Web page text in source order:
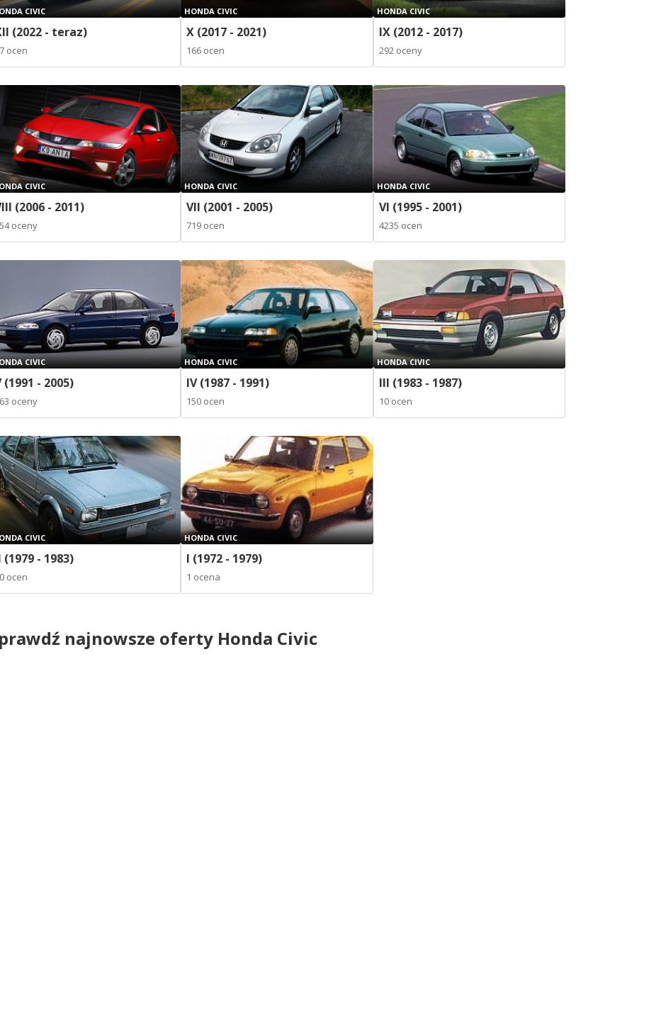
CIVIC
(2022 - teraz)
ocen
HONDA CIVIC
X (2017 - 2021)
166 ocen
HONDA CIVIC
IX (2012 - 2017)
292 oceny
CIVIC
(2006 - 2011)
oceny
HONDA CIVIC
VII (2001 - 2005)
719 ocen
HONDA CIVIC
VI (1995 - 2001)
4235 ocen
CIVIC
(1991 - 2005)
oceny
HONDA CIVIC
IV (1987 - 1991)
150 ocen
HONDA CIVIC
III (1983 - 1987)
10 ocen
CIVIC
(1979 - 1983)
ocen
HONDA CIVIC
I (1972 - 1979)
1 ocena
najnowsze oferty Honda Civic